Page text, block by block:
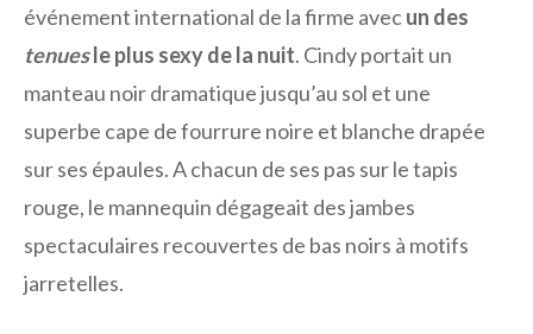
événement international de la firme avecun des
tenuesle plus sexy de la nuit. Cindy portait un
manteau noir dramatique jusqu’au sol et une
superbe cape de fourrure noire et blanche drapée
sur ses épaules. A chacun de ses pas sur le tapis
rouge, le mannequin dégageait des jambes
spectaculaires recouvertes de bas noirs à motifs
jarretelles.